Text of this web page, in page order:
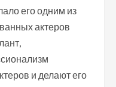
его одним из
актеров
и делают его